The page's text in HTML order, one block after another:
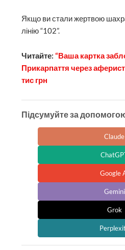
Якщо ви стали жертвою
лінію “102”.
Читайте:“Ваша картка
Прикарпаття через
тис грн
Підсумуйте за
Claude
Google
Gemini
Grok